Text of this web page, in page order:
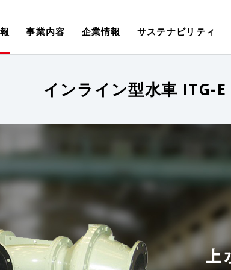
事業内容 企業情報 サステナビリティ
インライン型水車 ITG-E